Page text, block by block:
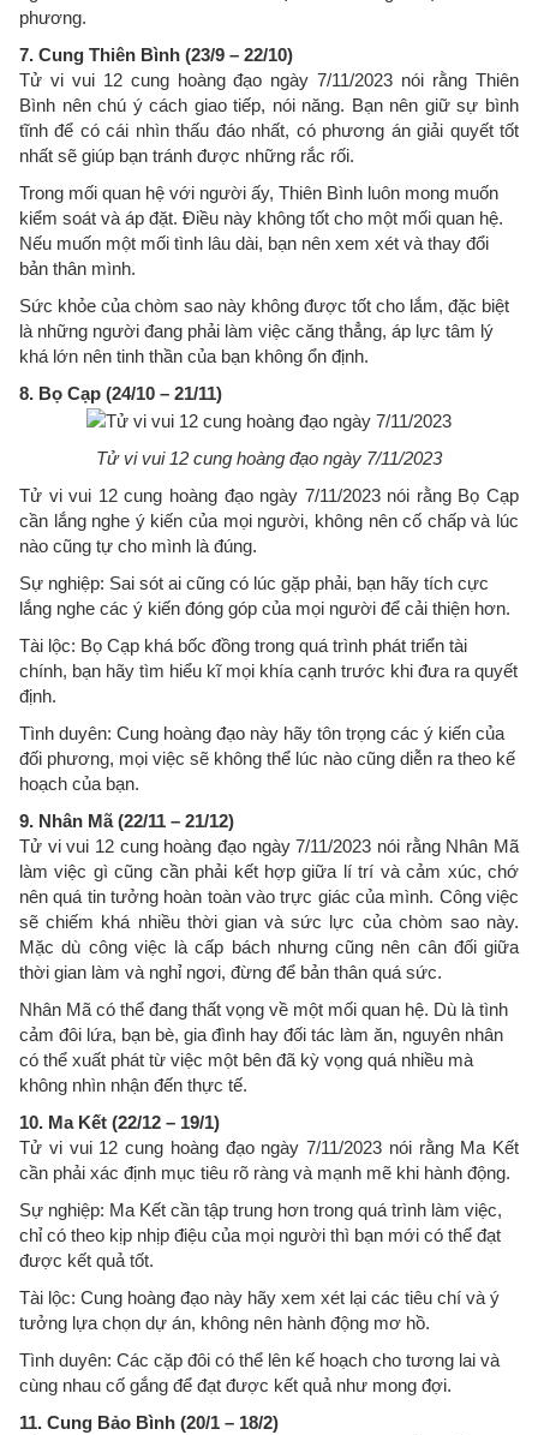
phương.
7. Cung Thiên Bình (23/9 – 22/10)
Tử vi vui 12 cung hoàng đạo ngày 7/11/2023 nói rằng Thiên
Bình nên chú ý cách giao tiếp, nói năng. Bạn nên giữ sự bình
tĩnh để có cái nhìn thấu đáo nhất, có phương án giải quyết tốt
nhất sẽ giúp bạn tránh được những rắc rối.
Trong mối quan hệ với người ấy, Thiên Bình luôn mong muốn
kiểm soát và áp đặt. Điều này không tốt cho một mối quan hệ.
Nếu muốn một mối tình lâu dài, bạn nên xem xét và thay đổi
bản thân mình.
Sức khỏe của chòm sao này không được tốt cho lắm, đặc biệt
là những người đang phải làm việc căng thẳng, áp lực tâm lý
khá lớn nên tinh thần của bạn không ổn định.
8. Bọ Cạp (24/10 – 21/11)
Tử vi vui 12 cung hoàng đạo ngày 7/11/2023
Tử vi vui 12 cung hoàng đạo ngày 7/11/2023 nói rằng Bọ Cạp
cần lắng nghe ý kiến của mọi người, không nên cố chấp và lúc
nào cũng tự cho mình là đúng.
Sự nghiệp: Sai sót ai cũng có lúc gặp phải, bạn hãy tích cực
lắng nghe các ý kiến đóng góp của mọi người để cải thiện hơn.
Tài lộc: Bọ Cạp khá bốc đồng trong quá trình phát triển tài
chính, bạn hãy tìm hiểu kĩ mọi khía cạnh trước khi đưa ra quyết
định.
Tình duyên: Cung hoàng đạo này hãy tôn trọng các ý kiến của
đối phương, mọi việc sẽ không thể lúc nào cũng diễn ra theo kế
hoạch của bạn.
9. Nhân Mã (22/11 – 21/12)
Tử vi vui 12 cung hoàng đạo ngày 7/11/2023 nói rằng Nhân Mã
làm việc gì cũng cần phải kết hợp giữa lí trí và cảm xúc, chớ
nên quá tin tưởng hoàn toàn vào trực giác của mình. Công việc
sẽ chiếm khá nhiều thời gian và sức lực của chòm sao này.
Mặc dù công việc là cấp bách nhưng cũng nên cân đối giữa
thời gian làm và nghỉ ngơi, đừng để bản thân quá sức.
Nhân Mã có thể đang thất vọng về một mối quan hệ. Dù là tình
cảm đôi lứa, bạn bè, gia đình hay đối tác làm ăn, nguyên nhân
có thể xuất phát từ việc một bên đã kỳ vọng quá nhiều mà
không nhìn nhận đến thực tế.
10. Ma Kết (22/12 – 19/1)
Tử vi vui 12 cung hoàng đạo ngày 7/11/2023 nói rằng Ma Kết
cần phải xác định mục tiêu rõ ràng và mạnh mẽ khi hành động.
Sự nghiệp: Ma Kết cần tập trung hơn trong quá trình làm việc,
chỉ có theo kịp nhịp điệu của mọi người thì bạn mới có thể đạt
được kết quả tốt.
Tài lộc: Cung hoàng đạo này hãy xem xét lại các tiêu chí và ý
tưởng lựa chọn dự án, không nên hành động mơ hồ.
Tình duyên: Các cặp đôi có thể lên kế hoạch cho tương lai và
cùng nhau cố gắng để đạt được kết quả như mong đợi.
11. Cung Bảo Bình (20/1 – 18/2)